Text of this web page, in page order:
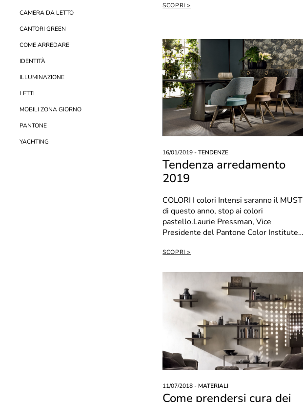
CAMERA DA LETTO
CANTORI GREEN
COME ARREDARE
IDENTITÀ
ILLUMINAZIONE
LETTI
MOBILI ZONA GIORNO
PANTONE
YACHTING
SCOPRI
16/01/2019 -TENDENZE
Tendenza arredamento
2019
COLORI I colori Intensi saranno il MUST
di questo anno, stop ai colori
pastello.Laurie Pressman, Vice
Presidente del Pantone Color Institute
SCOPRI
11/07/2018 - MATERIALI
Come prendersi cura dei